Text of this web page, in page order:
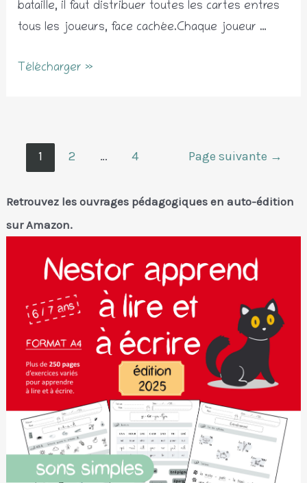
Retrouvez les ouvrages pédagogiques en auto-édition
sur Amazon.
bataille, il faut distribuer toutes les cartes entres
tous les joueurs, face cachée.Chaque joueur …
Bataille
Télécharger »
Pagination
publications
1 2 … 4 Page suivante →